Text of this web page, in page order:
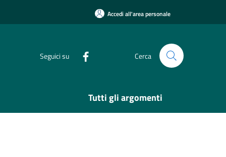
Accedi all'area personale
Seguici su Cerca
Tutti gli argomenti